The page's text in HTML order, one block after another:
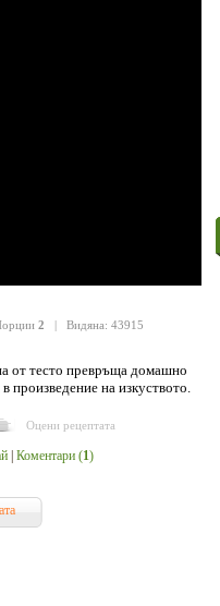
2 | Видяна: 43915
от тесто превръща домашно
произведение на изкуството.
Оцени рецептата
Коментари (1)